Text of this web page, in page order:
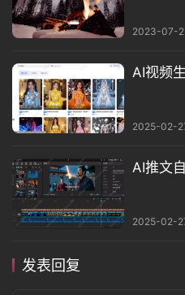
2023-07-
AI视频
2025-02-
AI推文
2025-02-
发表回复